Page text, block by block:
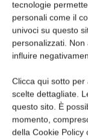
tecnologie
personali come il
univoci su questo
personalizzati.
influire
Clicca qui sotto
scelte dettagliate.
questo sito. È
momento,
della Cookie Policy
Leggi la rivista